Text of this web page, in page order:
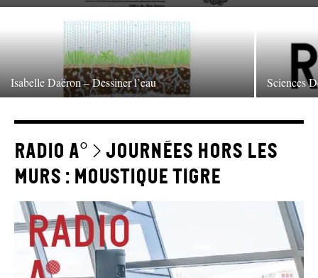
Isabelle Daëron – Dessiner l’eau Sciences
RADIO A° > journées hors les
murs : Moustique tigre